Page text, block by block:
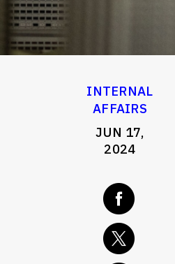
INTERNAL
AFFAIRS
JUN 17,
2024